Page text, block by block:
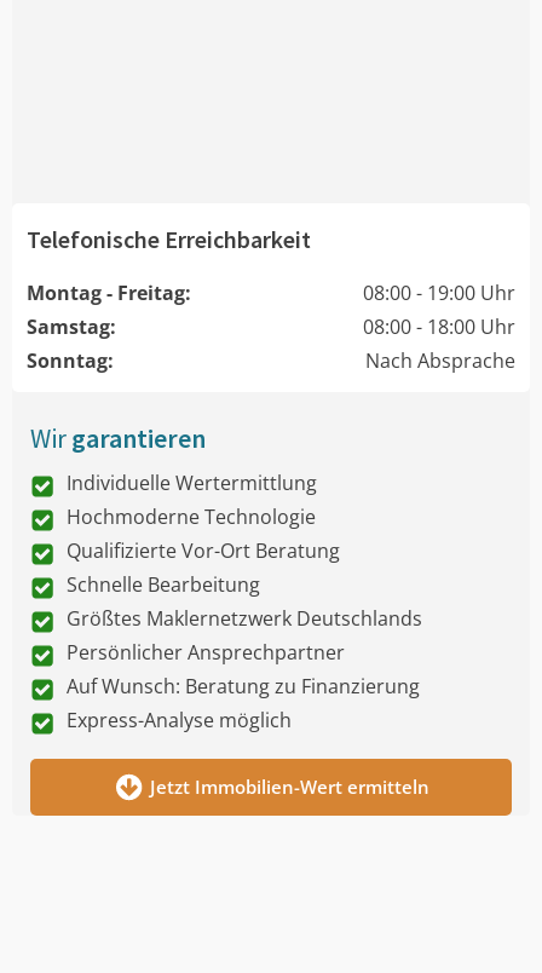
Telefonische Erreichbarkeit
Montag - Freitag:
08:00 - 19:00 Uhr
Samstag:
08:00 - 18:00 Uhr
Sonntag:
Nach Absprache
Wirgarantieren
Individuelle Wertermittlung
Hochmoderne Technologie
Qualifizierte Vor-Ort Beratung
Schnelle Bearbeitung
Größtes Maklernetzwerk Deutschlands
Persönlicher Ansprechpartner
Auf Wunsch: Beratung zu Finanzierung
Express-Analyse möglich
Jetzt Immobilien-Wert ermitteln